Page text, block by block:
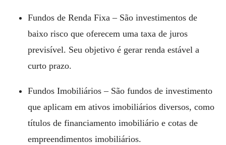
Fundos de Renda Fixa – São investimentos de
baixo risco que oferecem uma taxa de juros
previsível. Seu objetivo é gerar renda estável a
curto prazo.
Fundos Imobiliários – São fundos de investimento
que aplicam em ativos imobiliários diversos, como
títulos de financiamento imobiliário e cotas de
empreendimentos imobiliários.